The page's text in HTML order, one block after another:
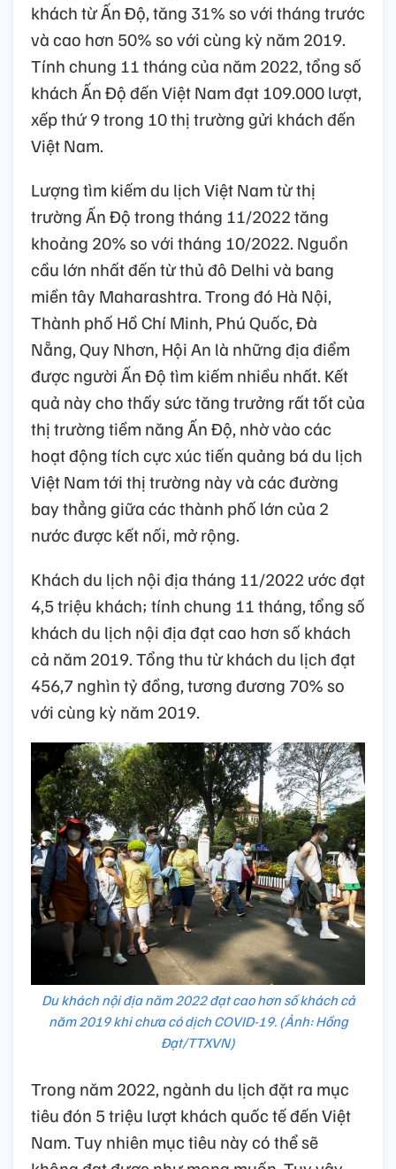
khách từ Ấn Độ, tăng 31% so với tháng trước
và cao hơn 50% so với cùng kỳ năm 2019.
Tính chung 11 tháng của năm 2022, tổng số
khách Ấn Độ đến Việt Nam đạt 109.000 lượt,
xếp thứ 9 trong 10 thị trường gửi khách đến
Việt Nam.
Lượng tìm kiếm du lịch Việt Nam từ thị
trường Ấn Độ trong tháng 11/2022 tăng
khoảng 20% so với tháng 10/2022. Nguồn
cầu lớn nhất đến từ thủ đô Delhi và bang
miền tây Maharashtra. Trong đó Hà Nội,
Thành phố Hồ Chí Minh, Phú Quốc, Đà
Nẵng, Quy Nhơn, Hội An là những địa điểm
được người Ấn Độ tìm kiếm nhiều nhất. Kết
quả này cho thấy sức tăng trưởng rất tốt của
thị trường tiềm năng Ấn Độ, nhờ vào các
hoạt động tích cực xúc tiến quảng bá du lịch
Việt Nam tới thị trường này và các đường
bay thẳng giữa các thành phố lớn của 2
nước được kết nối, mở rộng.
Khách du lịch nội địa tháng 11/2022 ước đạt
4,5 triệu khách; tính chung 11 tháng, tổng số
khách du lịch nội địa đạt cao hơn số khách
cả năm 2019. Tổng thu từ khách du lịch đạt
456,7 nghìn tỷ đồng, tương đương 70% so
với cùng kỳ năm 2019.
Du khách nội địa năm 2022 đạt cao hơn số khách cả
năm 2019 khi chưa có dịch COVID-19. (Ảnh: Hồng
Đạt/TTXVN)
Trong năm 2022, ngành du lịch đặt ra mục
tiêu đón 5 triệu lượt khách quốc tế đến Việt
Nam. Tuy nhiên mục tiêu này có thể sẽ